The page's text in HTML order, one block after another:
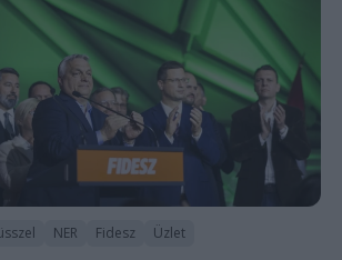
NER Fidesz Üzlet